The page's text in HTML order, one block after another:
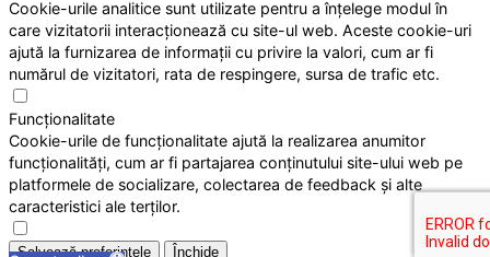
Cookie-urile analitice sunt utilizate pentru a înțelege modul în
care vizitatorii interacționează cu site-ul web. Aceste cookie-uri
ajută la furnizarea de informații cu privire la valori, cum ar fi
numărul de vizitatori, rata de respingere, sursa de trafic etc.
Funcționalitate
Cookie-urile de funcționalitate ajută la realizarea anumitor
funcționalități, cum ar fi partajarea conținutului site-ului web pe
platformele de socializare, colectarea de feedback și alte
caracteristici ale terților.
Salvează preferințele Închide